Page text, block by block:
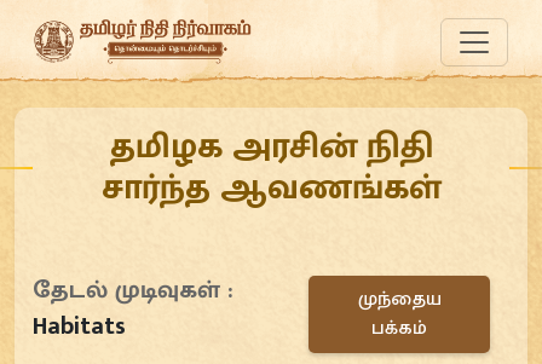
தமிழக அரசின் நிதி
சார்ந்த ஆவணங்கள்
தேடல் முடிவுகள் :
Habitats
முந்தைய
பக்கம்